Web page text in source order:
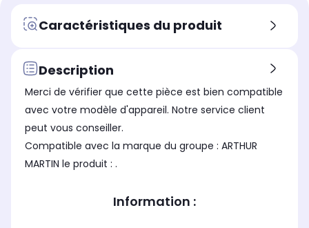
Caractéristiques du produit
Description
Merci de vérifier que cette pièce est bien compatible
avec votre modèle d'appareil. Notre service client
peut vous conseiller.
Compatible avec la marque du groupe : ARTHUR
MARTIN le produit : .
Information :